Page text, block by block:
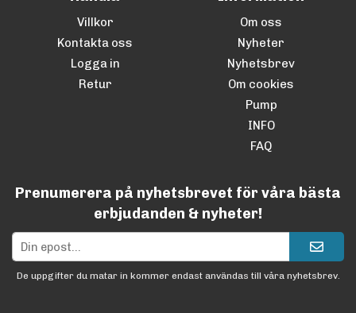
Villkor
Kontakta oss
Logga in
Retur
Om oss
Nyheter
Nyhetsbrev
Om cookies
Pump
INFO
FAQ
Prenumerera på nyhetsbrevet för våra bästa
erbjudanden & nyheter!
De uppgifter du matar in kommer endast användas till våra nyhetsbrev.